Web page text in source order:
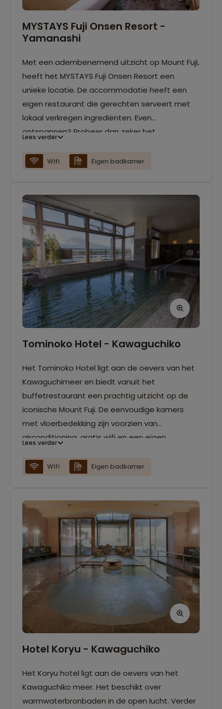
MYSTAYS Fuji Onsen Resort -
Yamanashi
Met een adembenemend uitzicht op Mount Fuji,
heeft het MYSTAYS Fuji Onsen Resort een
unieke locatie. De accommodatie heeft een
eigen restaurant die gerechten serveert met
lokaal verkregen ingrediënten. Even
ontspannen? Probeer dan zeker het
water komt van de lokale bronnen die
hotel hebben gratis wifi, een eigen badkamer
en een flatscreen TV.
Lees verder
Wifi Eigen badkamer
Tominoko Hotel - Kawaguchiko
Het Tominoko Hotel ligt aan de oevers van het
Kawaguchimeer en biedt vanuit het
buffetrestaurant een prachtig uitzicht op de
iconische Mount Fuji. De eenvoudige kamers
met vloerbedekking zijn voorzien van
airconditioning, gratis wifi en een eigen
de warme onsen, eveneens met uitzicht op het
Lees verder
Wifi Eigen badkamer
Hotel Koryu - Kawaguchiko
Het Koryu hotel ligt aan de oevers van het
Kawaguchiko meer. Het beschikt over
warmwaterbronbaden in de open lucht. Verder